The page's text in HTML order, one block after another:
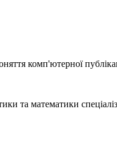
комп'ютерної
та математики